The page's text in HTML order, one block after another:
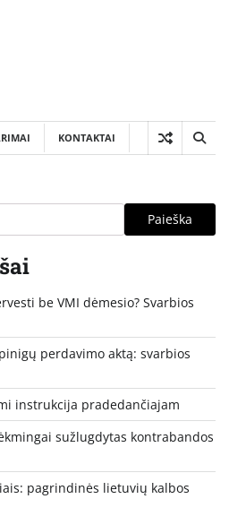
KONTAKTAI
Paieška
be VMI dėmesio? Svarbios
perdavimo aktą: svarbios
instrukcija pradedančiajam
sužlugdytas kontrabandos
pagrindinės lietuvių kalbos